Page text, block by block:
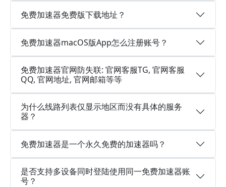
免费加速器免费版下载地址？
免费加速器macOS版App怎么注册账号？
免费加速器官网防失联: 官网客服TG, 官网客服
QQ, 官网地址, 官网邮箱等等
为什么线路列表仅显示地区而没有具体的服务
器？
免费加速器是一个永久免费的加速器吗？
是否支持多设备同时登陆使用同一免费加速器账
号？